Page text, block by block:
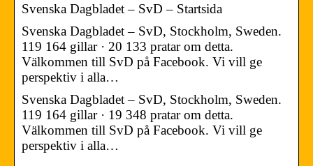
Svenska Dagbladet – SvD – Startsida
Svenska Dagbladet – SvD, Stockholm, Sweden.
119 164 gillar · 20 133 pratar om detta.
Välkommen till SvD på Facebook. Vi vill ge
perspektiv i alla…
Svenska Dagbladet – SvD, Stockholm, Sweden.
119 164 gillar · 19 348 pratar om detta.
Välkommen till SvD på Facebook. Vi vill ge
perspektiv i alla…